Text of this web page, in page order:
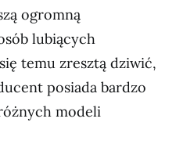
ogromną
lubiących
temu zresztą dziwić,
posiada bardzo
modeli